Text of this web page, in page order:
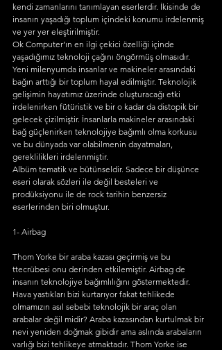
kendi zamanlarını tanımlayan eserlerdir. İkisinde de
insanın yaşadığı toplum içindeki konumu irdelenmiş
ve yer yer eleştirilmiştir.
Ok Computer’ın en ilgi çekici özelliği içinde
yaşadığımız teknoloji çağını öngörmüş olmasıdır.
Yeni milenyumda insanlar ve makineler arasındaki
bağın arttığı bir toplum hayal edilmiştir. Teknolojik
gelişimin hayatımız üzerinde oluşturacağı etki
irdelenirken fütüristik ve bir o kadar da distopik bir
gelecek çizilmiştir. İnsanlarla makineler arasındaki
bağ güçlenirken teknolojiye bağımlı olma korkusu
ve bu dünyada var olabilmenin dayatmaları,
gereklilikleri irdelenmiştir.
Albüm tematik ve bütünseldir. Sadece bir düşünce
eseri olarak sözleri ile değil besteleri ve
prodüksiyonu ile de rock tarihin benzersiz
eserlerinden biri olmuştur.
1- Airbag
Thom Yorke bir araba kazası geçirmiş ve bu
ttecrübesi onu derinden etkilemiştir. Airbag de
insanın teknolojiye bağımlılığını göstermektedir.
Hava yastıkları bizi kurtarıyor fakat tehlikede
olmamızın asıl sebebi teknolojik bir araç olan
arabalar değil midir? Araba kazasından kurtulmak bir
nevi yeniden doğmak gibidir ama aslında arabaların
varlığı bizi tehlikeye atmaktadır. Thom Yorke ise